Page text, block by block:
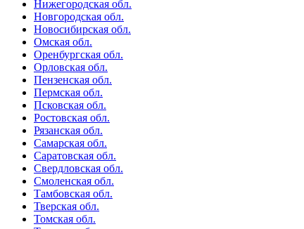
Нижегородская обл.
Новгородская обл.
Новосибирская обл.
Омская обл.
Оренбургская обл.
Орловская обл.
Пензенская обл.
Пермская обл.
Псковская обл.
Ростовская обл.
Рязанская обл.
Самарская обл.
Саратовская обл.
Свердловская обл.
Смоленская обл.
Тамбовская обл.
Тверская обл.
Томская обл.